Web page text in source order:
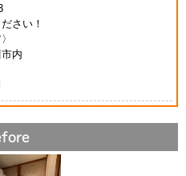
さい！
内